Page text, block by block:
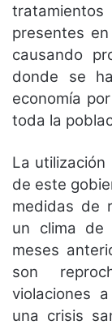
presentes
causando
donde se
economía
toda la
La
de este
medidas de
un clima de
meses
son
violaciones
una crisis